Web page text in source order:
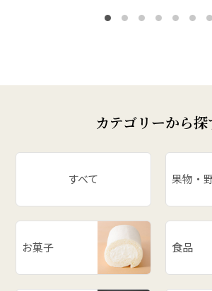
カテゴリーから探
すべて 果物・
お菓子 食品